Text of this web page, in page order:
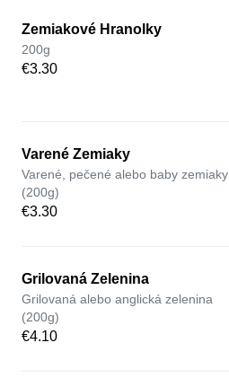
Zemiakové Hranolky
200g
€3.30
Varené Zemiaky
Varené, pečené alebo baby zemiaky
(200g)
€3.30
Grilovaná Zelenina
Grilovaná alebo anglická zelenina
(200g)
€4.10